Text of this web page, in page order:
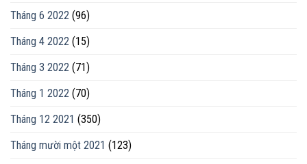
Tháng 6 2022 (96)
Tháng 4 2022 (15)
Tháng 3 2022 (71)
Tháng 1 2022 (70)
Tháng 12 2021 (350)
Tháng mười một 2021 (123)